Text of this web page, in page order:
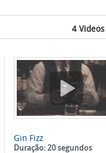
4 Videos
Gin Fizz
Duração: 20 segundos